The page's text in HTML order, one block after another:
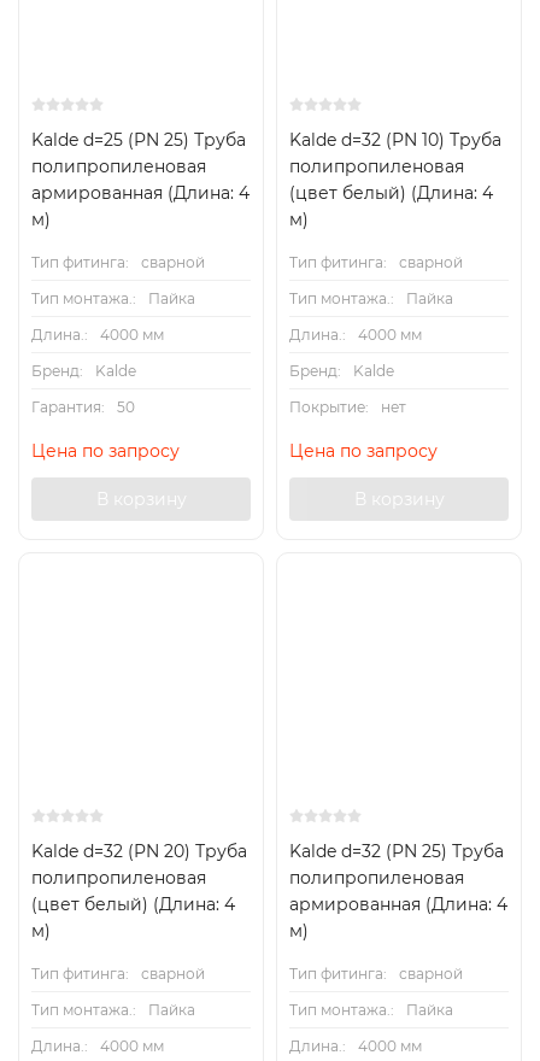
Kalde d=25 (PN 25) Труба
полипропиленовая
армированная (Длина: 4
м)
Тип фитинга:
сварной
Тип монтажа.:
Пайка
Длина.:
4000 мм
Бренд:
Kalde
Гарантия:
50
Цена по запросу
В корзину
Kalde d=32 (PN 10) Труба
полипропиленовая
(цвет белый) (Длина: 4
м)
Тип фитинга:
сварной
Тип монтажа.:
Пайка
Длина.:
4000 мм
Бренд:
Kalde
Покрытие:
нет
Цена по запросу
В корзину
Kalde d=32 (PN 20) Труба
полипропиленовая
(цвет белый) (Длина: 4
м)
Тип фитинга:
сварной
Тип монтажа.:
Пайка
Длина.:
4000 мм
Kalde d=32 (PN 25) Труба
полипропиленовая
армированная (Длина: 4
м)
Тип фитинга:
сварной
Тип монтажа.:
Пайка
Длина.:
4000 мм